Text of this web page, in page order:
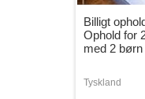
Billigt
Ophold for
med 2 børn
Tyskland